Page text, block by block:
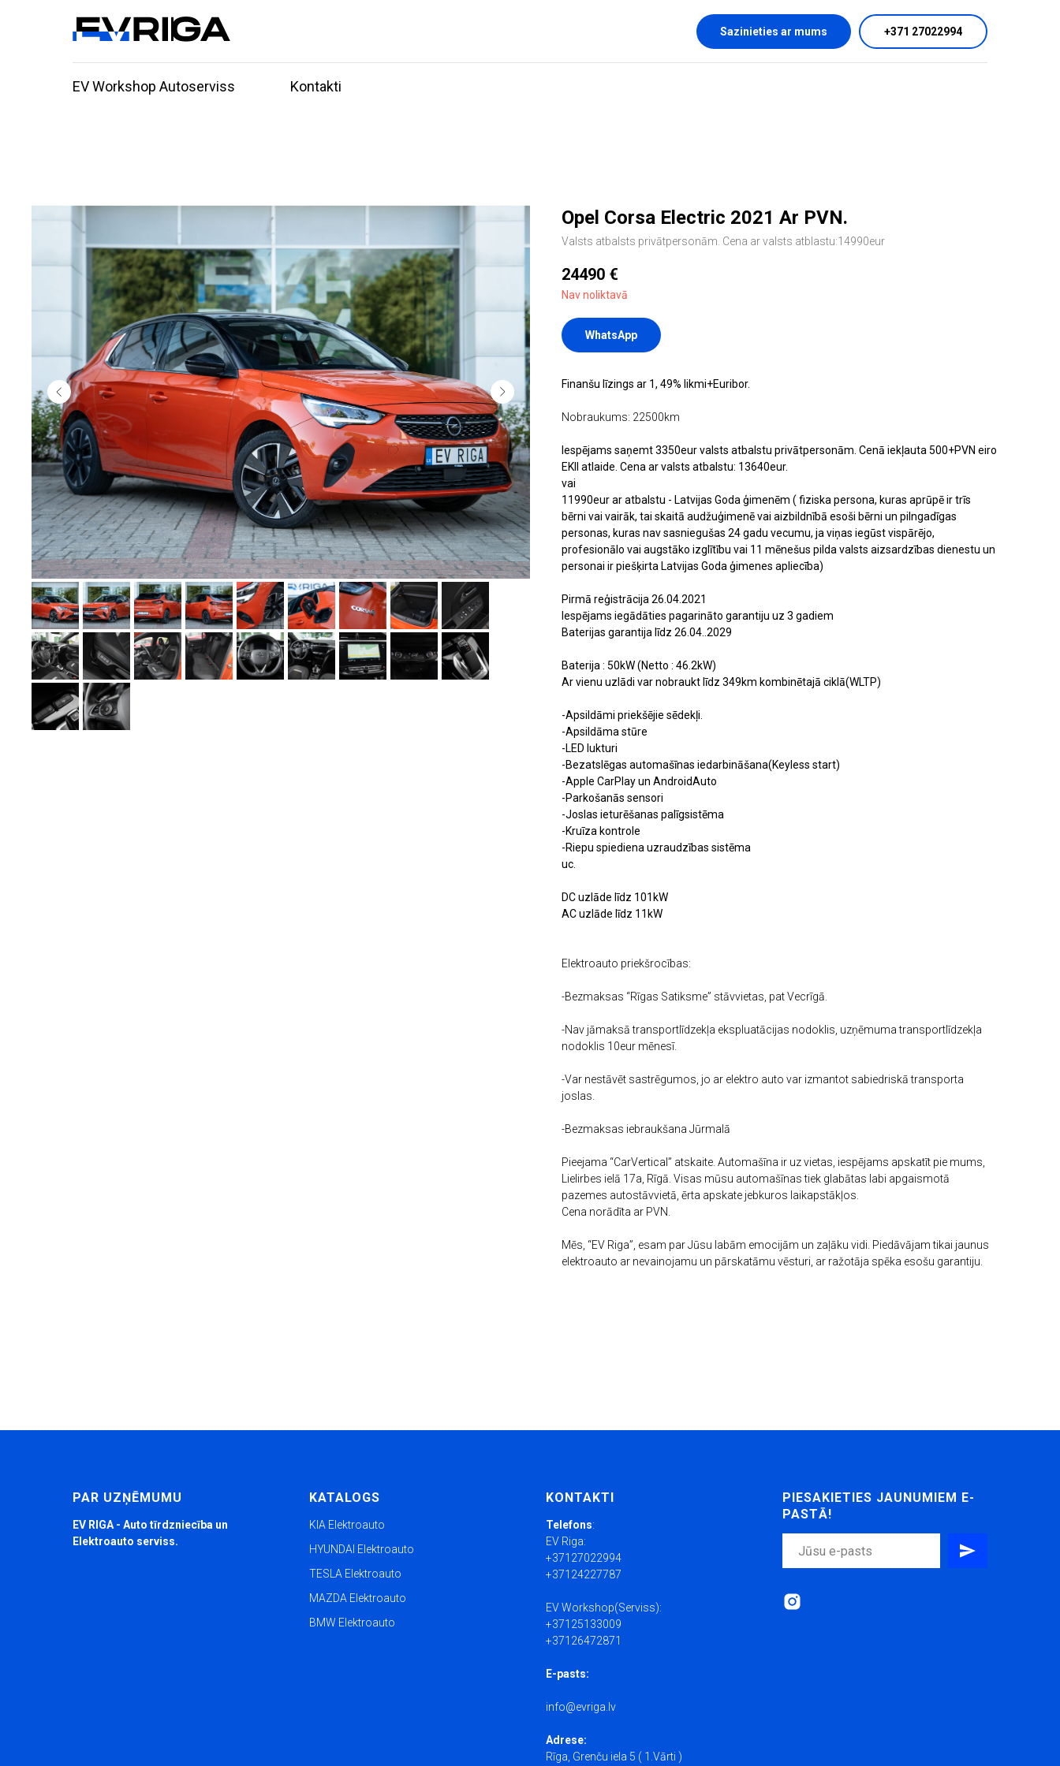
Sazinieties ar mums +371 27022994
EV Workshop Autoserviss Kontakti
Opel Corsa Electric 2021 Ar PVN.
Valsts atbalsts privātpersonām. Cena ar valsts atblastu:14990eur
24490 €
Nav noliktavā
WhatsApp
Finanšu līzings ar 1, 49% likmi+Euribor.
Nobraukums: 22500km
Iespējams saņemt 3350eur valsts atbalstu privātpersonām. Cenā iekļauta 500+PVN eiro
EKII atlaide. Cena ar valsts atbalstu: 13640eur.
vai
11990eur ar atbalstu - Latvijas Goda ģimenēm ( fiziska persona, kuras aprūpē ir trīs
bērni vai vairāk, tai skaitā audžuģimenē vai aizbildnībā esoši bērni un pilngadīgas
personas, kuras nav sasniegušas 24 gadu vecumu, ja viņas iegūst vispārējo,
profesionālo vai augstāko izglītību vai 11 mēnešus pilda valsts aizsardzības dienestu un
personai ir piešķirta Latvijas Goda ģimenes apliecība)
Pirmā reģistrācija 26.04.2021
Iespējams iegādāties pagarināto garantiju uz 3 gadiem
Baterijas garantija līdz 26.04..2029
Baterija : 50kW (Netto : 46.2kW)
Ar vienu uzlādi var nobraukt līdz 349km kombinētajā ciklā(WLTP)
-Apsildāmi priekšējie sēdekļi.
-Apsildāma stūre
-LED lukturi
-Bezatslēgas automašīnas iedarbināšana(Keyless start)
-Apple CarPlay un AndroidAuto
-Parkošanās sensori
-Joslas ieturēšanas palīgsistēma
-Kruīza kontrole
-Riepu spiediena uzraudzības sistēma
uc.
DC uzlāde līdz 101kW
AC uzlāde līdz 11kW
Elektroauto priekšrocības:
-Bezmaksas “Rīgas Satiksme” stāvvietas, pat Vecrīgā.
-Nav jāmaksā transportlīdzekļa ekspluatācijas nodoklis, uzņēmuma transportlīdzekļa
nodoklis 10eur mēnesī.
-Var nestāvēt sastrēgumos, jo ar elektro auto var izmantot sabiedriskā transporta
joslas.
-Bezmaksas iebraukšana Jūrmalā
Pieejama “CarVertical” atskaite. Automašīna ir uz vietas, iespējams apskatīt pie mums,
Lielirbes ielā 17a, Rīgā. Visas mūsu automašīnas tiek glabātas labi apgaismotā
pazemes autostāvvietā, ērta apskate jebkuros laikapstākļos.
Cena norādīta ar PVN.
Mēs, “EV Riga”, esam par Jūsu labām emocijām un zaļāku vidi. Piedāvājam tikai jaunus
elektroauto ar nevainojamu un pārskatāmu vēsturi, ar ražotāja spēka esošu garantiju.
PAR UZŅĒMUMU
EV RIGA - Auto tīrdzniecība un
Elektroauto serviss.
KATALOGS
KIA Elektroauto
HYUNDAI Elektroauto
TESLA Elektroauto
MAZDA Elektroauto
BMW Elektroauto
KONTAKTI
Telefons:
EV Riga:
+37127022994
+37124227787
EV Workshop(Serviss):
+37125133009
+37126472871
E-pasts:
info@evriga.lv
Adrese:
Rīga, Grenču iela 5 ( 1.Vārti )
PIESAKIETIES JAUNUMIEM E-
PASTĀ!